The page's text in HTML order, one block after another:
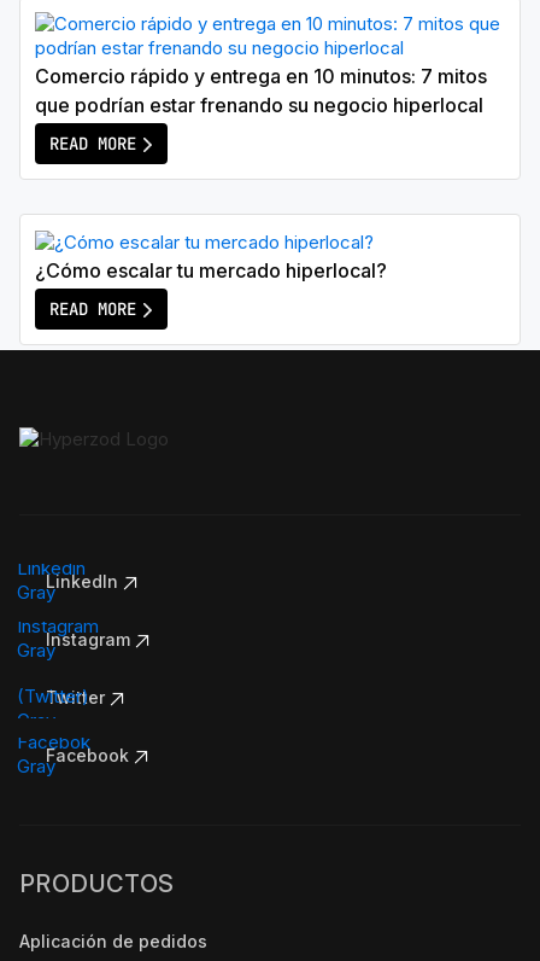
Comercio rápido y entrega en 10 minutos: 7 mitos
que podrían estar frenando su negocio hiperlocal
READ MORE
¿Cómo escalar tu mercado hiperlocal?
READ MORE
LinkedIn
Instagram
Twitter
Facebook
PRODUCTOS
Aplicación de pedidos